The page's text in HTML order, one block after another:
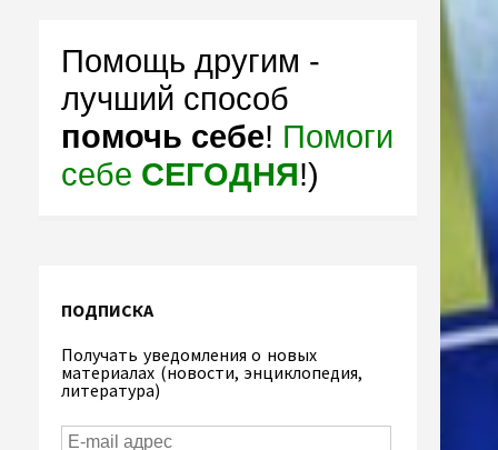
Помощь другим -
лучший способ
помочь себе! Помоги
себе СЕГОДНЯ!)
ПОДПИСКА
Получать уведомления о новых
материалах (новости, энциклопедия,
литература)